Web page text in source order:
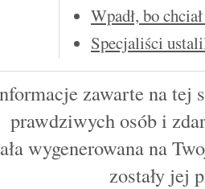
Wpadł, bo
Specjaliści
zawarte na tej
prawdziwych osób i
wygenerowana na
zostały jej